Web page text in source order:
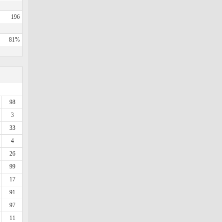
196
81%
98
3
33
4
26
99
17
91
97
11